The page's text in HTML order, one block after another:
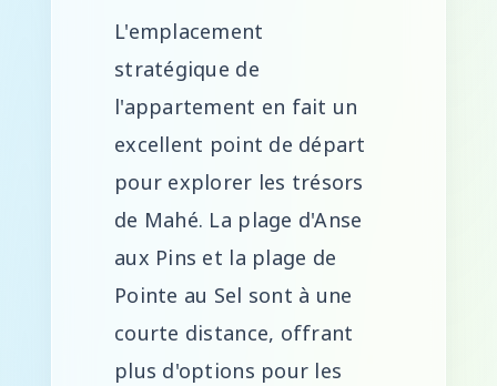
L'emplacement
stratégique de
l'appartement en fait un
excellent point de départ
pour explorer les trésors
de Mahé. La plage d'Anse
aux Pins et la plage de
Pointe au Sel sont à une
courte distance, offrant
plus d'options pour les